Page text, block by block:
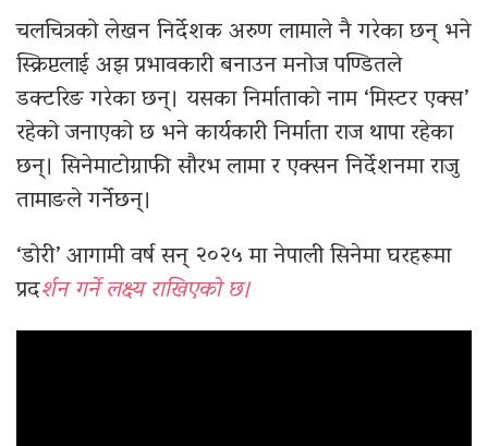
चलचित्रको लेखन निर्देशक अरुण लामाले नै गरेका छन् भने
स्क्रिप्टलाई अझ प्रभावकारी बनाउन मनोज पण्डितले
डक्टरिङ गरेका छन्। यसका निर्माताको नाम ‘मिस्टर एक्स’
रहेको जनाएको छ भने कार्यकारी निर्माता राज थापा रहेका
छन्। सिनेमाटोग्राफी सौरभ लामा र एक्सन निर्देशनमा राजु
तामाङले गर्नेछन्।
‘डोरी’ आगामी वर्ष सन् २०२५ मा नेपाली सिनेमा घरहरूमा
प्रदर्शन गर्ने लक्ष्य राखिएको छ।